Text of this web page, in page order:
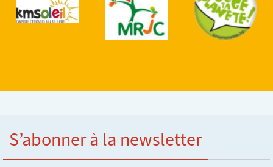
S’abonner à la newsletter